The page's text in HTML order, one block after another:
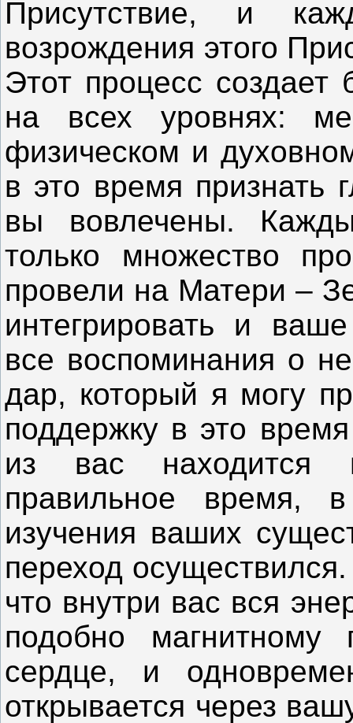
Присутствие, и
возрождения этого
Этот процесс
на всех уровнях:
физическом и
в это время признать
вы вовлечены.
только множество
провели на Матери –
интегрировать и
все воспоминания о
дар, который я могу
поддержку в это
из вас находится
правильное время,
изучения ваших
переход
что внутри вас вся
подобно
сердце, и
открывается через